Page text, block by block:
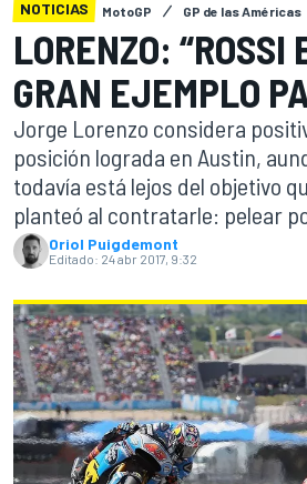
NOTICIAS MotoGP GP de las Américas
LORENZO: “ROSSI
GRAN EJEMPLO
Jorge Lorenzo considera
posición lograda en Austin,
todavía está lejos del objetivo
planteó al contratarle: pelear
Oriol Puigdemont
Editado: 24 abr 2017, 9:32